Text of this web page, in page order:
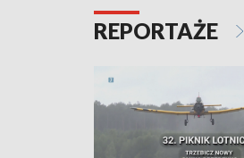
REPORTAŻE